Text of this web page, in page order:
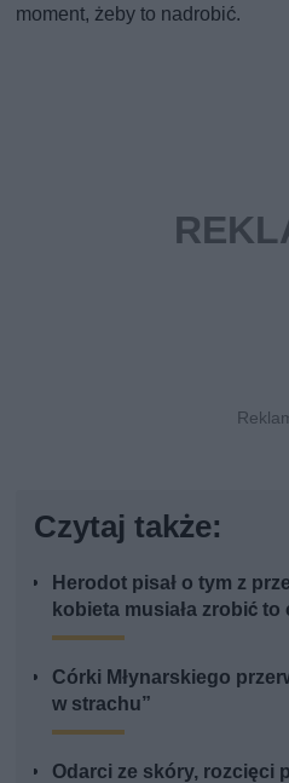
moment, żeby to nadrobić.
Czytaj także:
Herodot pisał o tym z
kobieta musiała zrobić
Córki Młynarskiego
w strachu”
Odarci ze skóry, rozcięci